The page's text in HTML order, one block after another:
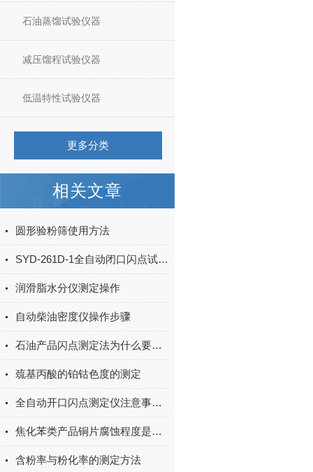
石油蒸馏试验仪器
减压馏程试验仪器
低温特性试验仪器
更多分类
相关文章
圆形验粉筛使用方法
SYD-261D-1全自动闭口闪点试验器步骤注意事项
润滑脂水分仪测定操作
自动柴油密度仪操作步骤
石油产品闪点测定法为什么要分为闭口杯法和开口杯法
巯基丙酸的铂钴色度的测定
全自动开口闪点测定仪注意事项与故障排除和解决方法
焦化苯类产品铜片腐蚀程度是如何分级的？
含粉率与粉化率的测定方法